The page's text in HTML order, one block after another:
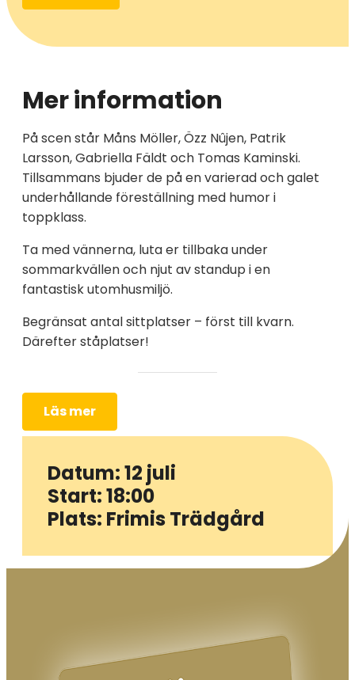
Mer information
På scen står Måns Möller, Özz Nûjen, Patrik
Larsson, Gabriella Fäldt och Tomas Kaminski.
Tillsammans bjuder de på en varierad och galet
underhållande föreställning med humor i
toppklass.
Ta med vännerna, luta er tillbaka under
sommarkvällen och njut av standup i en
fantastisk utomhusmiljö.
Begränsat antal sittplatser – först till kvarn.
Därefter ståplatser!
Läs mer
Datum: 12 juli
Start: 18:00
Plats: Frimis Trädgård